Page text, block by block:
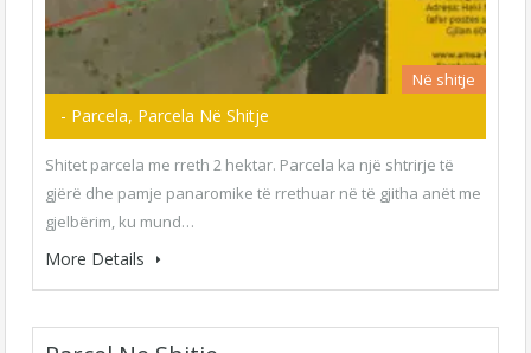
Në shitje
- Parcela, Parcela Në Shitje
Shitet parcela me rreth 2 hektar. Parcela ka një shtrirje të
gjërë dhe pamje panaromike të rrethuar në të gjitha anët me
gjelbërim, ku mund…
More Details